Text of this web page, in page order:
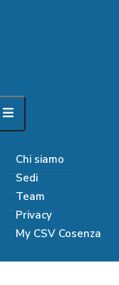
Chi siamo
Sedi
Team
Privacy
My CSV Cosenza